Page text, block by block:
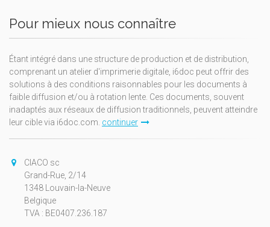
Pour mieux nous connaître
Étant intégré dans une structure de production et de distribution,
comprenant un atelier d'imprimerie digitale, i6doc peut offrir des
solutions à des conditions raisonnables pour les documents à
faible diffusion et/ou à rotation lente. Ces documents, souvent
inadaptés aux réseaux de diffusion traditionnels, peuvent atteindre
leur cible via i6doc.com. continuer
CIACO sc
Grand-Rue, 2/14
1348 Louvain-la-Neuve
Belgique
TVA : BE0407.236.187